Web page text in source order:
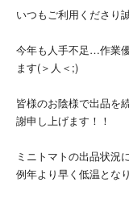
・16時→18時
・19時→21時
ご指定のない場合は最
予めご了承ください。
いつもご利用くださり
今年も人手不足…作業
ます(＞人＜;)
皆様のお陰様で出品を
謝申し上げます！！
ミニトマトの出品状況
例年より早く低温とな